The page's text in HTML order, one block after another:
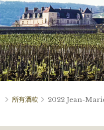
所有酒款 2022 Jean-